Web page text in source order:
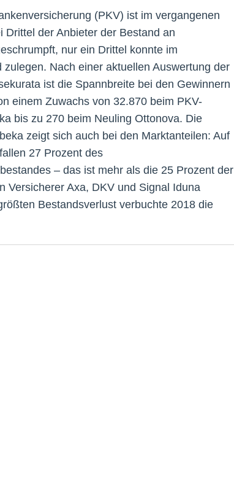
(PKV) ist im vergangenen
Drittel der Anbieter der Bestand an
nur ein Drittel konnte im
zulegen. Nach einer aktuellen Auswertung der
ist die Spannbreite bei den Gewinnern
einem Zuwachs von 32.870 beim PKV-
bis zu 270 beim Neuling Ottonova. Die
zeigt sich auch bei den Marktanteilen: Auf
27 Prozent des
– das ist mehr als die 25 Prozent der
Versicherer Axa, DKV und Signal Iduna
Bestandsverlust verbuchte 2018 die